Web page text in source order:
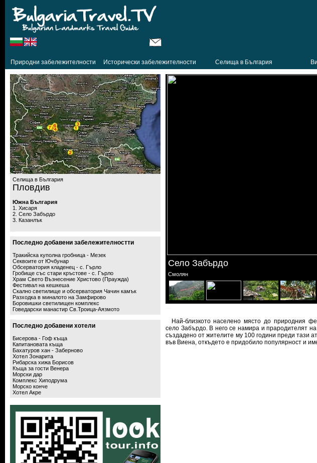
Природни забележителности Исторически забележителности Селища в България
Селища в България
Пловдив
Южна България
1. Хисаря
2. Село Забърдо
3. Казанлък
Последно добавени забележителностти
Тракийска куполна гробница - Мезек
Секвоите от Ючбунар
Обсерватория кладенец - с. Гърло
Гробище със стари кръстове - с. Гърло
Храм Свето Възнесение Христово (Праужда)
Фестивал на кешкеша
Скално светилище и обсерватория Чачин камък
Разходка в миналото на Замфирово
Боровишки светилищен комплекс
Говедарски манастир Св.Троица-Аязмото
Последно добавени хотели
Бисерова - Гоф къща
Капитановата къща
Бахатуров хан - Заберново
Хотел Зонарита
Рибарска хижа Борисов
Къща за гости Венера
Морски дар
Комплекс Хиподрума
Морско конче
Хотел Акре
Село Забърдо
Смолян
Най-близкото населено място до природния
село Забърдо. В него се намира и прародителят на
създадено от жителите му 100 години преди тази
във Виена, откъдето е придобило популярност и